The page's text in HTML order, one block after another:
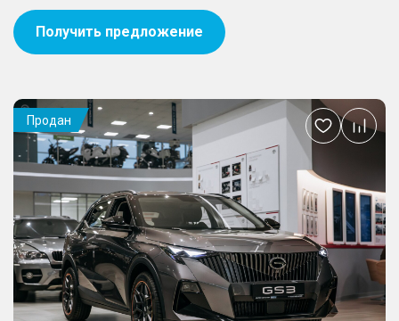
Получить предложение
Продан
Добавить
в